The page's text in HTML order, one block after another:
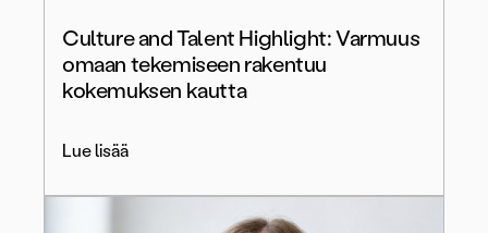
Culture and Talent Highlight: Varmuus
omaan tekemiseen rakentuu
kokemuksen kautta
Lue lisää